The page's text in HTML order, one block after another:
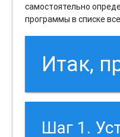
самостоятельно
программы в списке
Итак,
Шаг 1.